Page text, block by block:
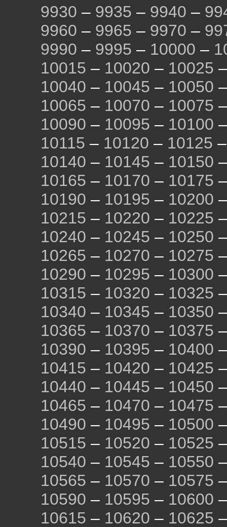
9930 – 9935 – 9940 –
9960 – 9965 – 9970 –
9990 – 9995 – 10000 –
10015 – 10020 – 10025
10040 – 10045 – 10050
10065 – 10070 – 10075
10090 – 10095 – 10100
10115 – 10120 – 10125
10140 – 10145 – 10150
10165 – 10170 – 10175
10190 – 10195 – 10200
10215 – 10220 – 10225
10240 – 10245 – 10250
10265 – 10270 – 10275
10290 – 10295 – 10300
10315 – 10320 – 10325
10340 – 10345 – 10350
10365 – 10370 – 10375
10390 – 10395 – 10400
10415 – 10420 – 10425
10440 – 10445 – 10450
10465 – 10470 – 10475
10490 – 10495 – 10500
10515 – 10520 – 10525
10540 – 10545 – 10550
10565 – 10570 – 10575
10590 – 10595 – 10600
10615 – 10620 – 10625